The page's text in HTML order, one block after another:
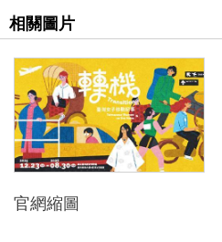
載
專
區
無
障
礙
專
相關圖片
官網縮圖